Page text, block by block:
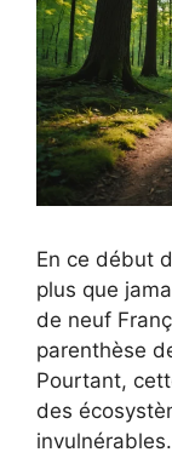
En ce début
plus que
de neuf
parenthèse
Pourtant,
des